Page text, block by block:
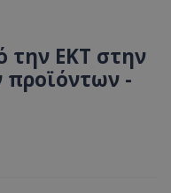
την ΕΚΤ στην
προϊόντων -